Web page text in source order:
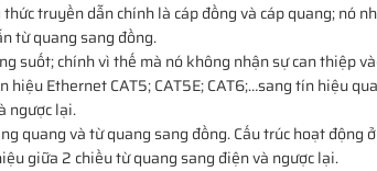
truyền dẫn chính là cáp đồng và cáp quang; nó
từ quang sang đồng.
suốt; chính vì thế mà nó không nhận sự can thiệp
Ethernet CAT5; CAT5E; CAT6;…sang tín hiệu
ngược lại.
quang và từ quang sang đồng. Cấu trúc hoạt động
giữa 2 chiều từ quang sang điện và ngược lại.